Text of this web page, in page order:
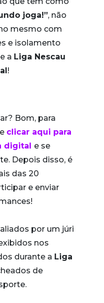
joga!”, não
mesmo com
e isolamento
a Liga Nescau
!
Bom, para
clicar aqui para
digital
e se
Depois disso, é
das 20
e enviar
por um júri
nos
durante a Liga
de